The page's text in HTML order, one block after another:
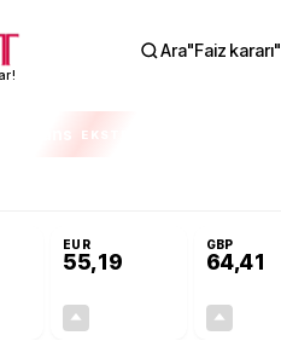
Ara"Faiz kararı"
EKSTRA
EUR
55,19
GBP
64,41